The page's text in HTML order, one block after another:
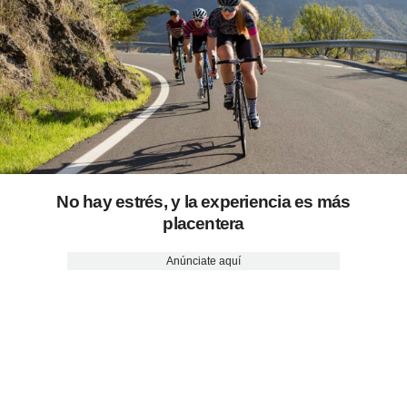
No hay estrés, y la experiencia es más
placentera
Anúnciate aquí